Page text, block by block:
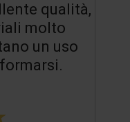
qualità,
molto
un uso